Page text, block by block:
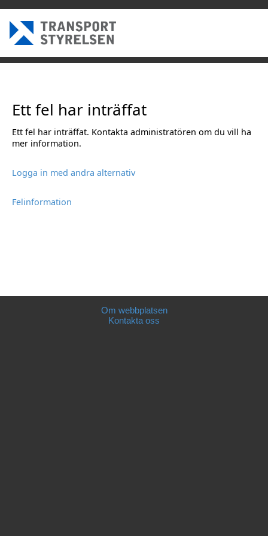
Ett fel har inträffat
Ett fel har inträffat. Kontakta administratören om du vill ha
mer information.
Logga in med andra alternativ
Felinformation
Om webbplatsen
Kontakta oss